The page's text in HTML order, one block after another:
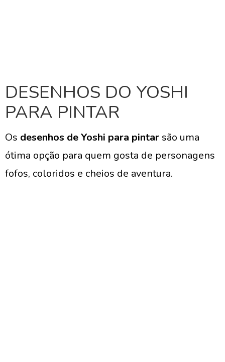
DESENHOS DO YOSHI
PARA PINTAR
Os desenhos de Yoshi para pintar são uma
ótima opção para quem gosta de personagens
fofos, coloridos e cheios de aventura.